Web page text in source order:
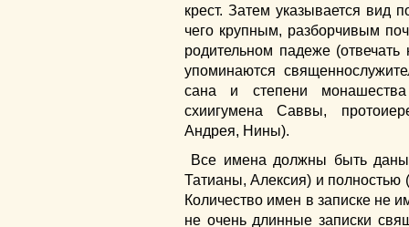
крест. Затем указывается
чего крупным, разборчивым
родительном падеже
упоминаются
сана и степени
схиигумена Саввы,
Андрея, Нины).
Все имена должны быть
Татианы, Алексия) и
Количество имен в записке не
не очень длинные записки